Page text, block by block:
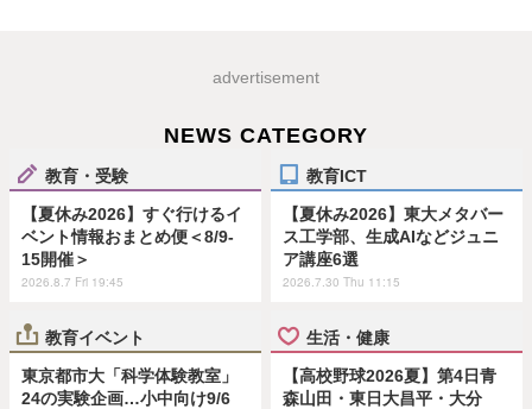
advertisement
NEWS CATEGORY
教育・受験
【夏休み2026】すぐ行けるイ
ベント情報おまとめ便＜8/9-
15開催＞
2026.8.7 Fri 19:45
教育ICT
【夏休み2026】東大メタバー
ス工学部、生成AIなどジュニ
ア講座6選
2026.7.30 Thu 11:15
教育イベント
東京都市大「科学体験教室」
24の実験企画…小中向け9/6
生活・健康
【高校野球2026夏】第4日青
森山田・東日大昌平・大分